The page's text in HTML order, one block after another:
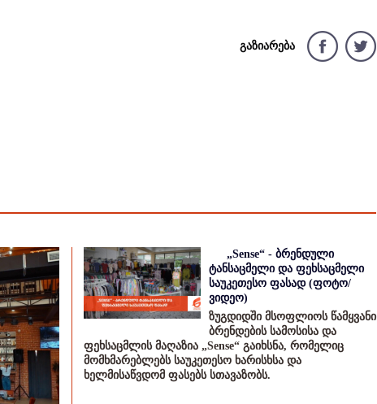
გაზიარება
„Sense“ - ბრენდული
ტანსაცმელი და ფეხსაცმელი
საუკეთესო ფასად (ფოტო/
ვიდეო)
ზუგდიდში მსოფლიოს წამყვანი
ბრენდების სამოსისა და
ფეხსაცმლის მაღაზია „Sense“ გაიხსნა, რომელიც
მომხმარებლებს საუკეთესო ხარისხსა და
ხელმისაწვდომ ფასებს სთავაზობს.